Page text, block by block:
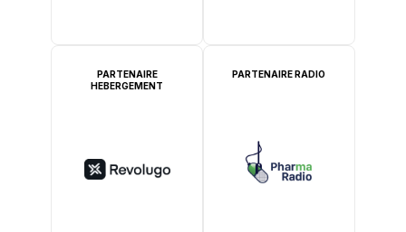
PARTENAIRE
HEBERGEMENT
PARTENAIRE RADIO